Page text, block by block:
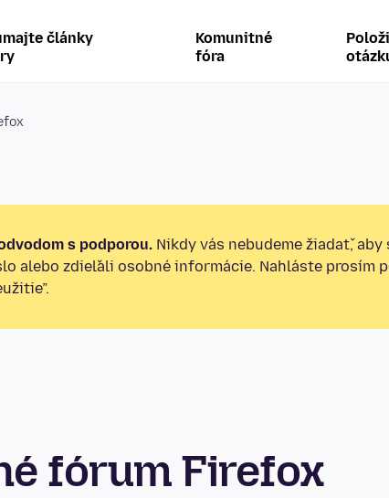
články
Komunitné
fóra
s podporou. Nikdy vás nebudeme žiadať,
alebo zdieľali osobné informácie. Nahláste prosím
fórum Firefox